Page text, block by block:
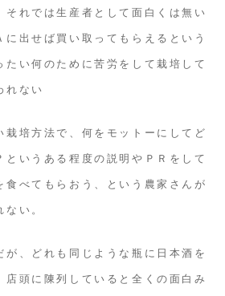
それでは生産者として面白くは無い
に出せば買い取ってもらえるという
たい何のために苦労をして栽培して
れない
栽培方法で、何をモットーにしてど
というある程度の説明やＰＲをして
食べてもらおう、という農家さんが
い。
が、どれも同じような瓶に日本酒を
店頭に陳列していると全くの面白み